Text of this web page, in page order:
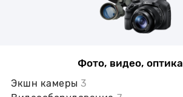
Фото, видео, оптика
Экшн камеры 3